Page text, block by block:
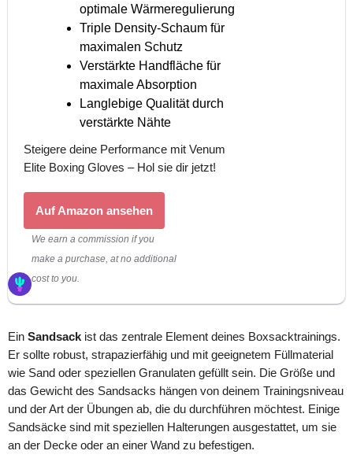
optimale Wärmeregulierung
Triple Density-Schaum für
maximalen Schutz
Verstärkte Handfläche für
maximale Absorption
Langlebige Qualität durch
verstärkte Nähte
Steigere deine Performance mit Venum
Elite Boxing Gloves – Hol sie dir jetzt!
Auf Amazon ansehen
We earn a commission if you
make a purchase, at no additional
cost to you.
Ein Sandsack ist das zentrale Element deines Boxsacktrainings.
Er sollte robust, strapazierfähig und mit geeignetem Füllmaterial
wie Sand oder speziellen Granulaten gefüllt sein. Die Größe und
das Gewicht des Sandsacks hängen von deinem Trainingsniveau
und der Art der Übungen ab, die du durchführen möchtest. Einige
Sandsäcke sind mit speziellen Halterungen ausgestattet, um sie
an der Decke oder an einer Wand zu befestigen.